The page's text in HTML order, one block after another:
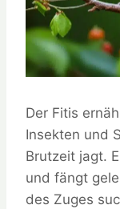
Der Fitis
Insekten und
Brutzeit jagt.
und fängt
des Zuges